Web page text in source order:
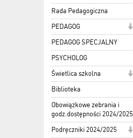
Rada Pedagogiczna
PEDAGOG
PEDAGOG SPECJALNY
PSYCHOLOG
Świetlica szkolna
Biblioteka
Obowiązkowe zebrania i
godz.dostępności 2024/2025
Podręczniki 2024/2025